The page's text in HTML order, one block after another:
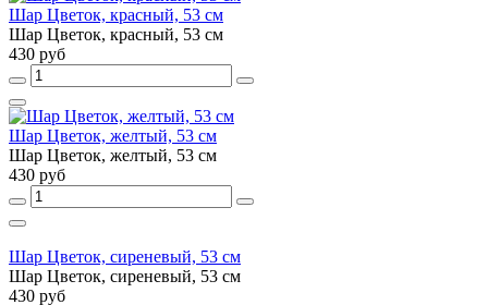
Шар Цветок, красный, 53 см
Шар Цветок, красный, 53 см
430 руб
Шар Цветок, желтый, 53 см
Шар Цветок, желтый, 53 см
430 руб
Шар Цветок, сиреневый, 53 см
Шар Цветок, сиреневый, 53 см
430 руб